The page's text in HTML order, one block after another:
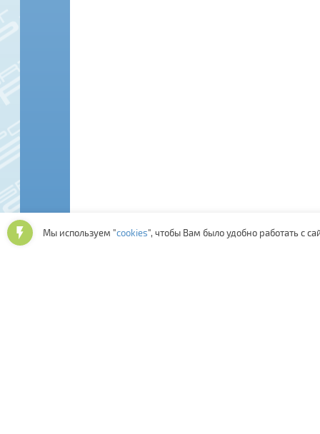
Мы используем "cookies", чтобы Вам было удобно работать с